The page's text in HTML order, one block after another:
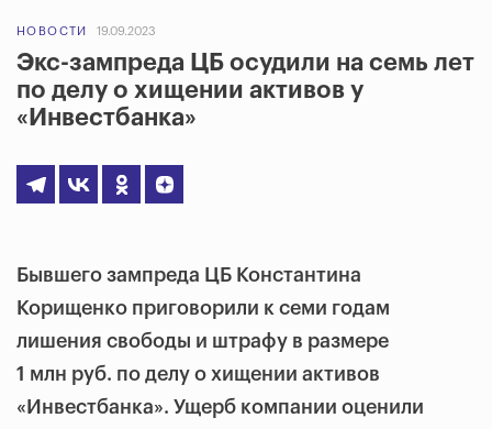
НОВОСТИ 19.09.2023
Экс-зампреда ЦБ осудили на семь лет
по делу о хищении активов у
«Инвестбанка»
Бывшего зампреда ЦБ Константина
Корищенко приговорили к семи годам
лишения свободы и штрафу в размере
1 млн руб. по делу о хищении активов
«Инвестбанка». Ущерб компании оценили